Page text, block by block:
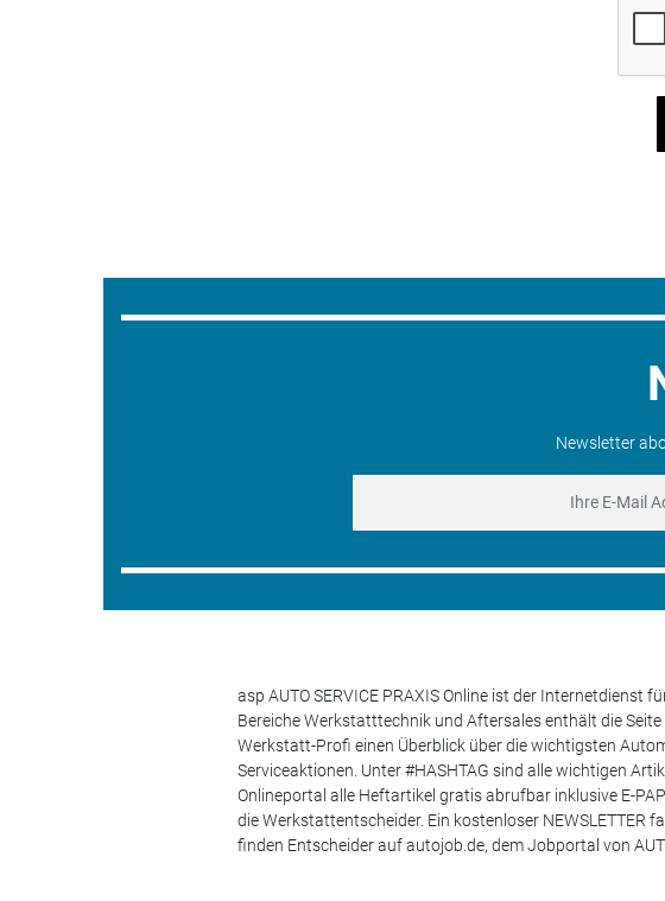
Newsletter
asp AUTO SERVICE PRAXIS Online ist der
Bereiche Werkstatttechnik und Aftersales enthält die Seite
Werkstatt-Profi einen Überblick über die wichtigsten
Serviceaktionen. Unter #HASHTAG sind alle wichtigen
Onlineportal alle Heftartikel gratis abrufbar inklusive E-
die Werkstattentscheider. Ein kostenloser NEWSLETTER
finden Entscheider auf autojob.de, dem Jobportal von